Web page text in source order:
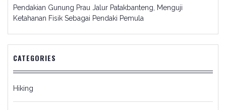
Pendakian Gunung Prau Jalur Patakbanteng, Menguji
Ketahanan Fisik Sebagai Pendaki Pemula
CATEGORIES
Hiking